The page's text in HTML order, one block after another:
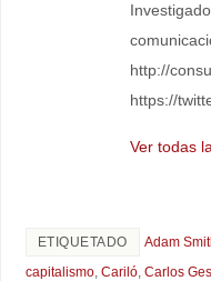
http://
https://
Ver todas
ETIQUETADO Adam
capitalismo, Cariló, Carlos